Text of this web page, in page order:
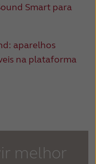
Smart para
aparelhos
na plataforma
melhor